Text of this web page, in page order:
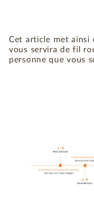
Cet article met ainsi
vous servira de fil
personne que vous